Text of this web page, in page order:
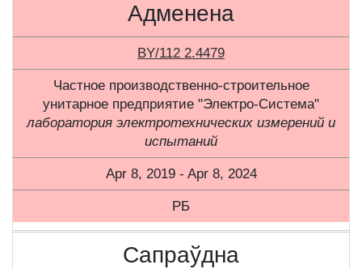
Адменена
BY/112 2.4479
Частное производственно-строительное
унитарное предприятие "Электро-Система"
лаборатория электротехнических измерений и
испытаний
Apr 8, 2019 - Apr 8, 2024
РБ
Сапраўдна